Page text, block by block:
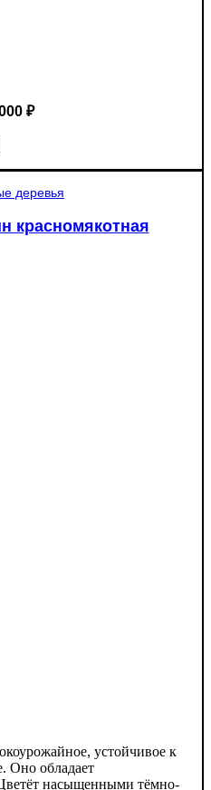
₽
деревья
красномякотная
устойчивое к
Оно обладает
насыщенными тёмно-